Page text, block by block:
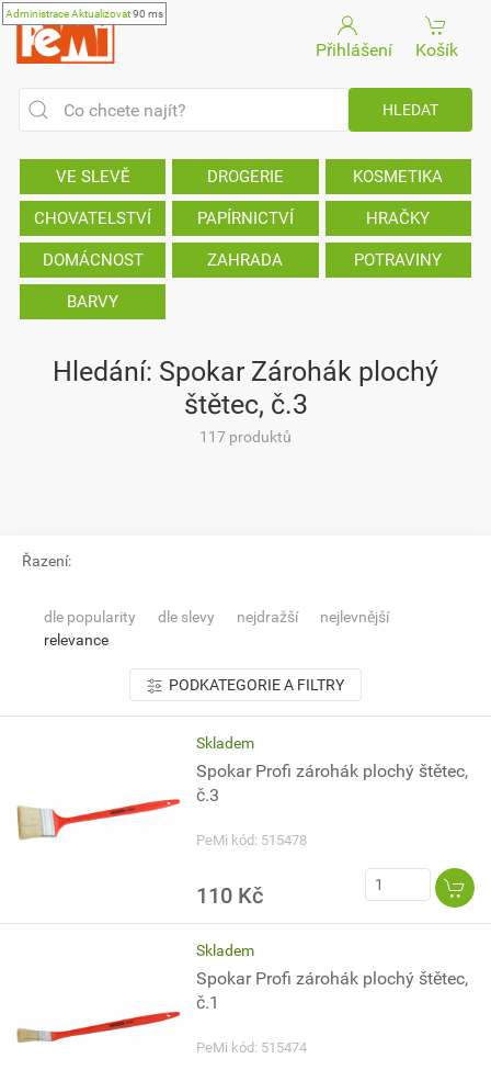
AdministraceAktualizovat90 ms
Přihlášení Košík
VE SLEVĚ DROGERIE KOSMETIKA
CHOVATELSTVÍ PAPÍRNICTVÍ HRAČKY
DOMÁCNOST ZAHRADA POTRAVINY
BARVY
Hledání: Spokar Zárohák plochý
štětec, č.3
117 produktů
Řazení:
dle popularity dle slevy nejdražší
nejlevnější
relevance
PODKATEGORIE A FILTRY
Skladem
Spokar Profi zárohák plochý štětec,
č.3
PeMi kód: 515478
110 Kč
Skladem
Spokar Profi zárohák plochý štětec,
č.1
PeMi kód: 515474